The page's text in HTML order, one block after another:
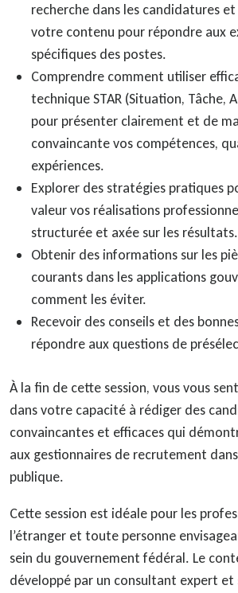
recherche dans les candidatures
votre contenu pour répondre aux
spécifiques des postes.
Comprendre comment utiliser
technique STAR (Situation, Tâche,
pour présenter clairement et de
convaincante vos compétences,
expériences.
Explorer des stratégies pratiques
valeur vos réalisations
structurée et axée sur les résultats.
Obtenir des informations sur les
courants dans les applications
comment les éviter.
Recevoir des conseils et des
répondre aux questions de
À la fin de cette session, vous vous
dans votre capacité à rédiger des
convaincantes et efficaces qui
aux gestionnaires de recrutement
publique.
Cette session est idéale pour les
l’étranger et toute personne
sein du gouvernement fédéral. Le
développé par un consultant expert et